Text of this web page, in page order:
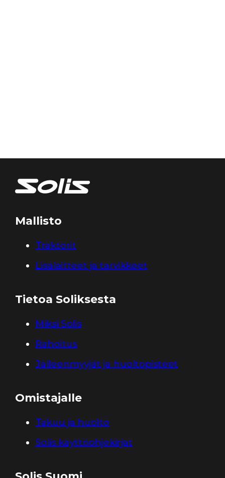
Mallisto
Traktorit
Lisälaitteet ja tarvikkeet
Tietoa Soliksesta
Miksi Solis
Rahoitus
Jälleenmyyjät ja huoltopisteet
Omistajalle
Takuu ja huolto
Solis käyttöohjekirjat